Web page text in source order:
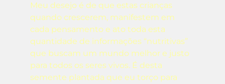
Meu desejo é de que estas crianças
quando crescerem, manifestem em
cada pensamento e ato toda esta
quantidade de informações “nutritivas”
que buscam um mundo melhor e justo
para todos os seres vivos. É desta
semente plantada que eu torço para